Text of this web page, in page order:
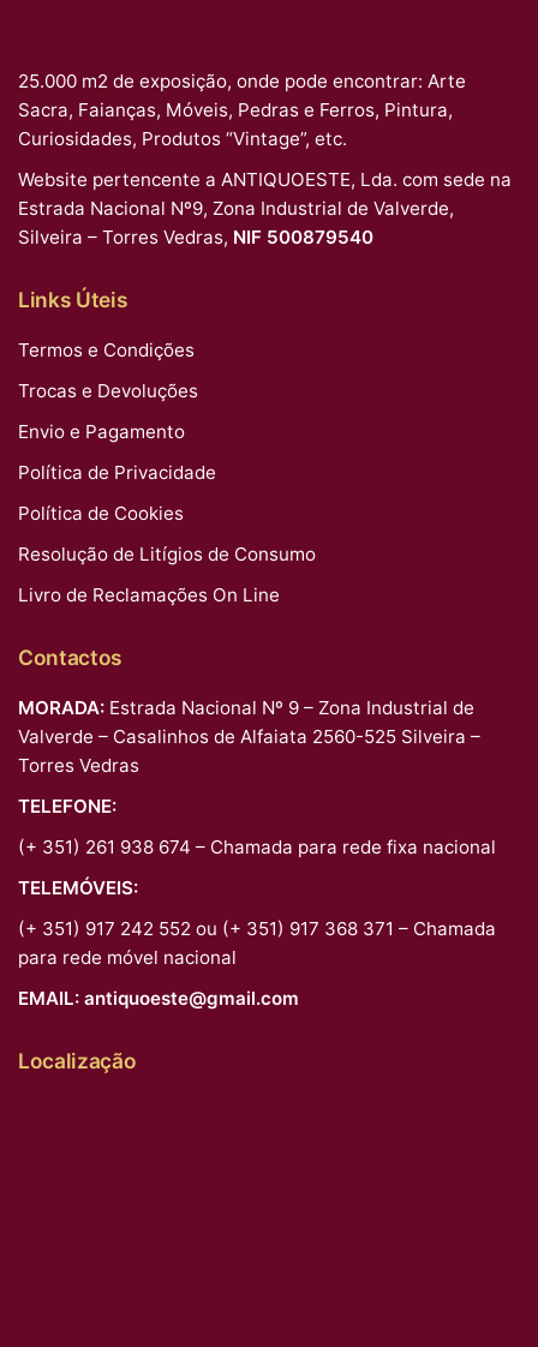
25.000 m2 de exposição, onde pode encontrar: Arte
Sacra, Faianças, Móveis, Pedras e Ferros, Pintura,
Curiosidades, Produtos “Vintage”, etc.
Website pertencente a ANTIQUOESTE, Lda. com sede na
Estrada Nacional Nº9, Zona Industrial de Valverde,
Silveira – Torres Vedras, NIF 500879540
Links Úteis
Termos e Condições
Trocas e Devoluções
Envio e Pagamento
Política de Privacidade
Política de Cookies
Resolução de Litígios de Consumo
Livro de Reclamações On Line
Contactos
MORADA: Estrada Nacional Nº 9 – Zona Industrial de
Valverde – Casalinhos de Alfaiata 2560-525 Silveira –
Torres Vedras
TELEFONE:
(+ 351) 261 938 674 – Chamada para rede fixa nacional
TELEMÓVEIS:
(+ 351) 917 242 552 ou (+ 351) 917 368 371 – Chamada
para rede móvel nacional
EMAIL: antiquoeste@gmail.com
Localização